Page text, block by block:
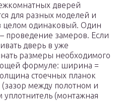
дверей
для разных моделей и
целом одинаковый. Один
проведение замеров. Если
дверь в уже
размеры необходимого
формуле: ширина =
стоечных планок
между полотном и
(монтажная